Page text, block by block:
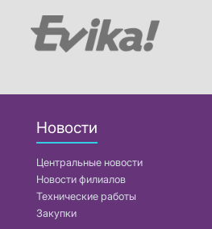
Новости
Центральные новости
Новости филиалов
Технические работы
Закупки